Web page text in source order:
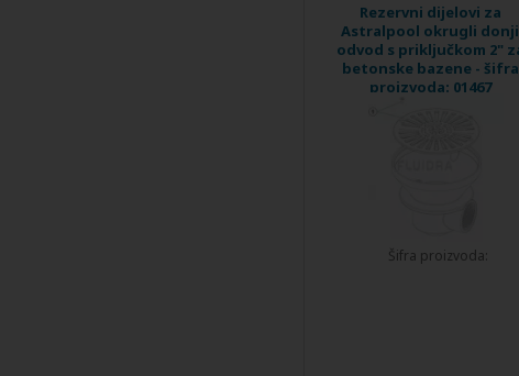
Rezervni dijelovi za
Astralpool okrugli donji
odvod s priključkom 2"
betonske bazene - šifra
proizvoda: 01467
Šifra proizvoda: